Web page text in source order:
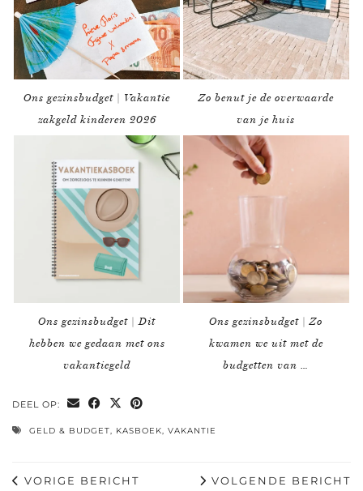
Ons gezinsbudget | Vakantie
zakgeld kinderen 2026
Zo benut je de overwaarde
van je huis
Ons gezinsbudget | Dit
hebben we gedaan met ons
vakantiegeld
Ons gezinsbudget | Zo
kwamen we uit met de
budgetten van …
DEEL OP:
GELD & BUDGET, KASBOEK, VAKANTIE
VORIGE BERICHT VOLGENDE BERICHT